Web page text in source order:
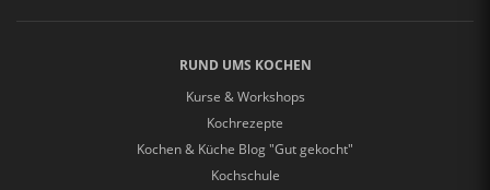
RUND UMS KOCHEN
Kurse & Workshops
Kochrezepte
Kochen & Küche Blog "Gut gekocht"
Kochschule